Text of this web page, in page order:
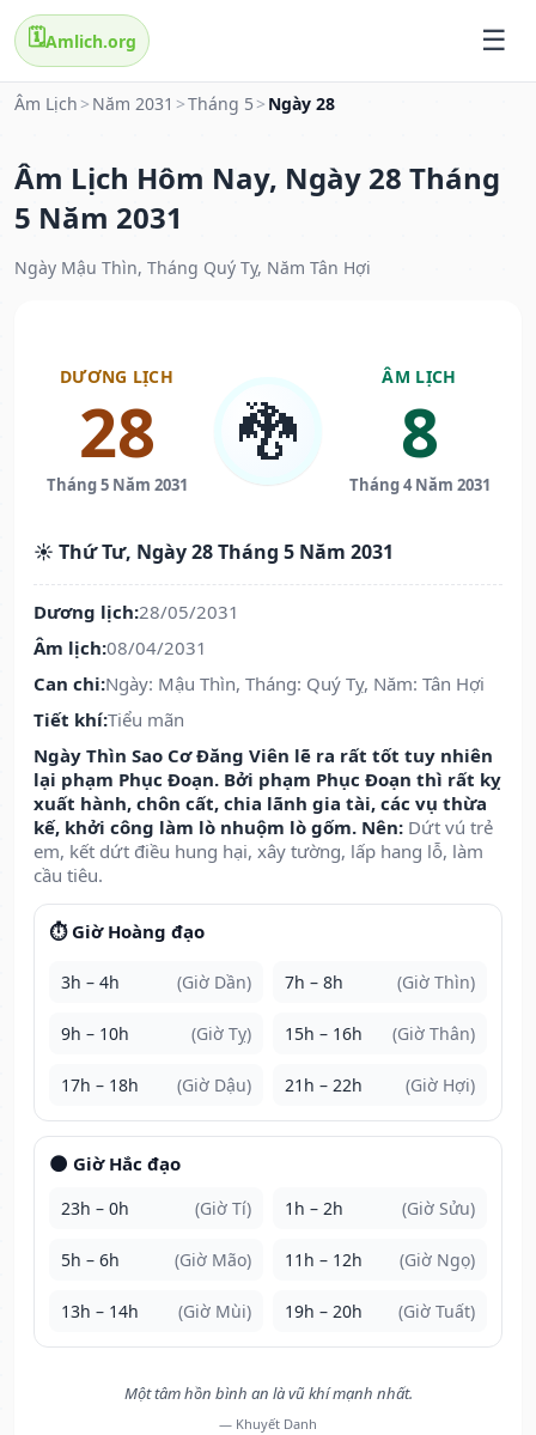
🗓️Amlich.org
Âm Lịch > Năm 2031 >Tháng 5 > Ngày 28
Âm Lịch Hôm Nay, Ngày 28 Tháng
5 Năm 2031
Ngày Mậu Thìn, Tháng Quý Tỵ, Năm Tân Hợi
DƯƠNG LỊCH
28
Tháng 5 Năm 2031
🐉
ÂM LỊCH
8
Tháng 4 Năm 2031
☀️ Thứ Tư, Ngày 28 Tháng 5 Năm 2031
Dương lịch:28/05/2031
Âm lịch:08/04/2031
Can chi:Ngày: Mậu Thìn, Tháng: Quý Tỵ, Năm: Tân Hợi
Tiết khí:Tiểu mãn
Ngày Thìn Sao Cơ Đăng Viên lẽ ra rất tốt tuy nhiên
lại phạm Phục Đoạn. Bởi phạm Phục Đoạn thì rất kỵ
xuất hành, chôn cất, chia lãnh gia tài, các vụ thừa
kế, khởi công làm lò nhuộm lò gốm. Nên: Dứt vú trẻ
em, kết dứt điều hung hại, xây tường, lấp hang lỗ, làm
cầu tiêu.
⏱️ Giờ Hoàng đạo
3h – 4h (Giờ Dần) 7h – 8h (Giờ Thìn)
9h – 10h (Giờ Tỵ) 15h – 16h (Giờ Thân)
17h – 18h (Giờ Dậu) 21h – 22h (Giờ Hợi)
🌑 Giờ Hắc đạo
23h – 0h (Giờ Tí) 1h – 2h (Giờ Sửu)
5h – 6h (Giờ Mão) 11h – 12h (Giờ Ngọ)
13h – 14h (Giờ Mùi) 19h – 20h (Giờ Tuất)
Một tâm hồn bình an là vũ khí mạnh nhất.
— Khuyết Danh